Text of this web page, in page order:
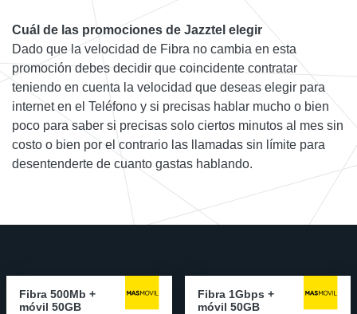
Cuál de las promociones de Jazztel elegir
Dado que la velocidad de Fibra no cambia en esta
promoción debes decidir que coincidente contratar
teniendo en cuenta la velocidad que deseas elegir para
internet en el Teléfono y si precisas hablar mucho o bien
poco para saber si precisas solo ciertos minutos al mes sin
costo o bien por el contrario las llamadas sin límite para
desentenderte de cuanto gastas hablando.
Fibra 500Mb +
móvil 50GB
Fibra 1Gbps +
móvil 50GB